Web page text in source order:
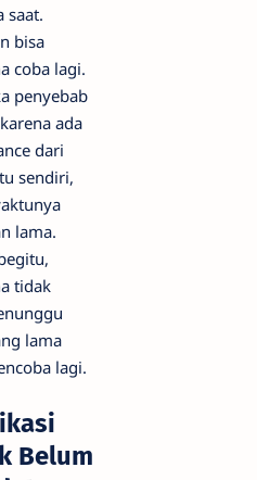
saat.
bisa
coba lagi.
penyebab
ada
dari
sendiri,
lama.
tidak
lama
lagi.
Belum